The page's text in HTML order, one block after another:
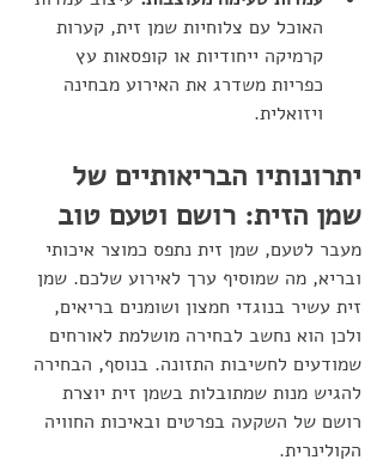
האוכל עם צלוחיות שמן זית, קערות
קרמיקה ייחודיות או קופסאות עץ
כפריות משדרג את האירוע מבחינה
ויזואלית.
יתרונותיו הבריאותיים של
שמן הזית: רושם וטעם טוב
מעבר לטעם, שמן זית נתפס כמוצר איכותי
ובריא, מה שמוסיף ערך לאירוע שלכם. שמן
זית עשיר בנוגדי חמצון ושומנים בריאים,
ולכן הוא נחשב לבחירה מושלמת לאורחים
שמודעים לחשיבות התזונה. בנוסף, הבחירה
להגיש מנות שמתובלות בשמן זית יוצרת
רושם של השקעה בפרטים ובאיכות החוויה
הקולינרית.